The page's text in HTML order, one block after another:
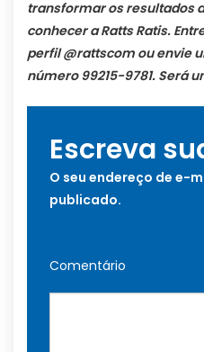
transformar os resultados
conhecer aRatts Ratis.
perfil @rattscom ou envie
número 99215-9781. Será
Escreva
O seu endereço de e-
publicado.
Comentário